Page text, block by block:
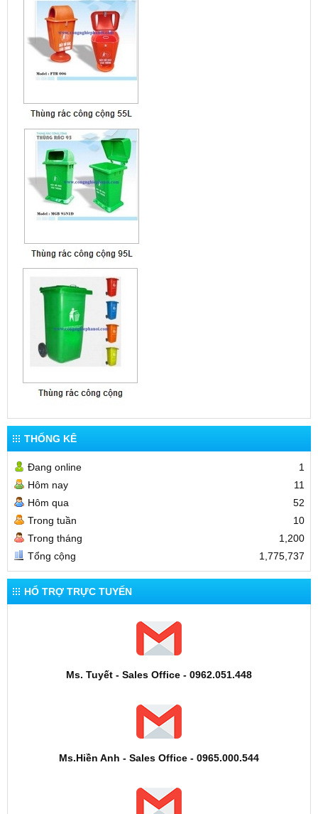
THỐNG KÊ
Đang online
1
Hôm nay
11
Hôm qua
52
Trong tuần
10
Trong tháng
1,200
Tổng cộng
1,775,737
HỔ TRỢ TRỰC TUYẾN
Ms. Tuyết - Sales Office - 0962.051.448
Ms.Hiền Anh - Sales Office - 0965.000.544